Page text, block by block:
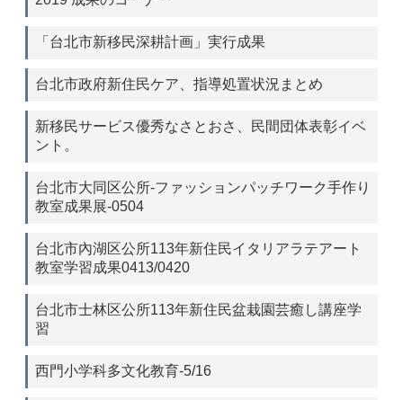
「台北市新移民深耕計画」実行成果
台北市政府新住民ケア、指導処置状況まとめ
新移民サービス優秀なさとおさ、民間団体表彰イベ
ント。
台北市大同区公所-ファッションパッチワーク手作り
教室成果展-0504
台北市內湖区公所113年新住民イタリアラテアート
教室学習成果0413/0420
台北市士林区公所113年新住民盆栽園芸癒し講座学
習
西門小学科多文化教育-5/16